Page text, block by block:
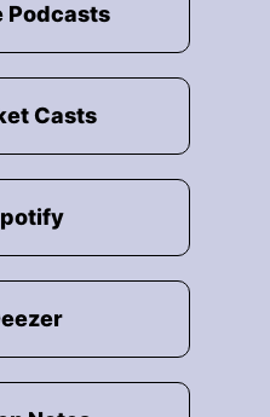
Podcasts
Casts